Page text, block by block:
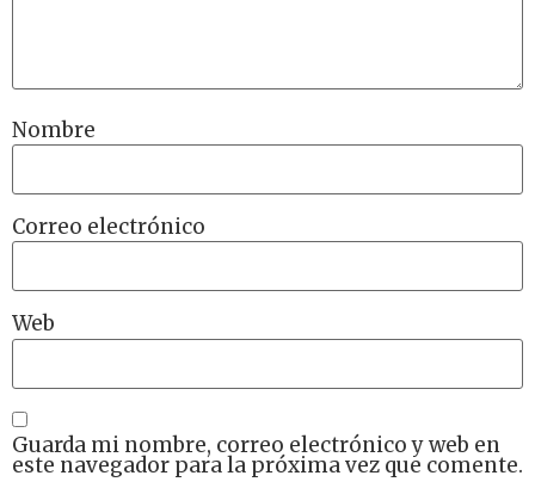
Nombre
Correo electrónico
Web
Guarda mi nombre, correo electrónico y web en
este navegador para la próxima vez que comente.